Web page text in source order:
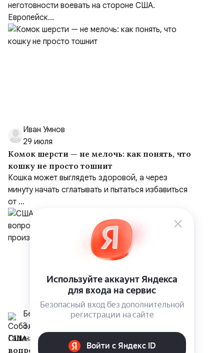
неготовности воевать на стороне США.
Европейск...
Иван Умнов
29 июля
Комок шерсти — не мелочь: как понять, что
кошку не просто тошнит
Кошка может выглядеть здоровой, а через
минуту начать сглатывать и пытаться избавиться
от ...
Белрусинфо
3 августа
США и Украина проводят консультации по
вопросу передачи Киеву технологий